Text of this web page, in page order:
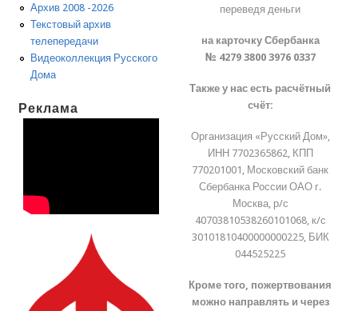
Архив 2008 -2026
Текстовый архив
телепередачи
Видеоколлекция Русского
Дома
Реклама
переведя деньги
на карточку Сбербанка
№ 4279 3800 3976 0337
Также у нас есть расчётный
счёт:
Организация «Русский Дом»,
ИНН 7702365862, КПП
770201001, Московский банк
Сбербанка России ОАО г.
Москва, р/с
40703810538260101068, к/с
30101810400000000225, БИК
044525225
Кроме того, пожертвования
можно направлять и через